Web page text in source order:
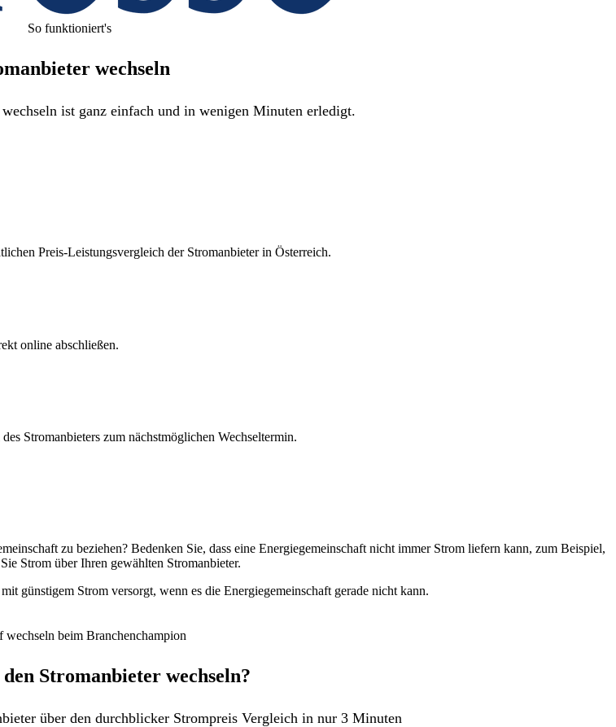
So funktioniert's
wechseln
ist ganz einfach und in wenigen Minuten erledigt.
Preis-Leistungsvergleich der Stromanbieter in Österreich.
online abschließen.
Stromanbieters zum nächstmöglichen Wechseltermin.
zu beziehen? Bedenken Sie, dass eine Energiegemeinschaft nicht immer Strom liefern kann, zum Beispiel,
Strom über Ihren gewählten Stromanbieter.
günstigem Strom versorgt, wenn es die Energiegemeinschaft gerade nicht kann.
wechseln beim Branchenchampion
Stromanbieter wechseln?
über den durchblicker Strompreis Vergleich in nur 3 Minuten